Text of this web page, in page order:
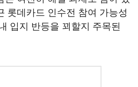
롯데카드 인수전 참여 가능성
입지 반등을 꾀할지 주목된